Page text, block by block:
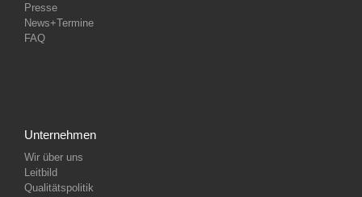
Presse
News+Termine
FAQ
Unternehmen
Wir über uns
Leitbild
Qualitätspolitik